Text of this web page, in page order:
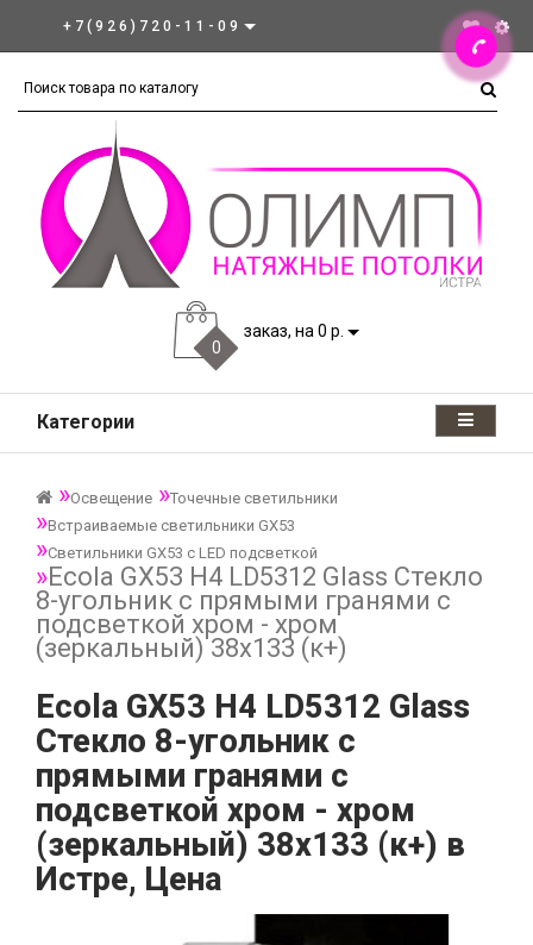
+7(926)720-11-09
0
заказ, на 0 р.
Категории
Освещение
Точечные светильники
Встраиваемые светильники GX53
Светильники GX53 с LED подсветкой
Ecola GX53 H4 LD5312 Glass Стекло
8-угольник с прямыми гранями с
подсветкой хром - хром
(зеркальный) 38x133 (к+)
Ecola GX53 H4 LD5312 Glass
Стекло 8-угольник с
прямыми гранями с
подсветкой хром - хром
(зеркальный) 38x133 (к+) в
Истре, Цена